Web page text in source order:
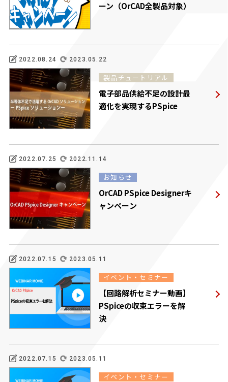
ーン（OrCAD全製品対象）
2022.08.24 2023.05.22
製品チュートリアル
電子部品供給不足の設計最
適化を実現するPSpice
2022.07.25 2022.11.14
お知らせ
OrCAD PSpice Designerキ
ャンペーン
2022.07.15 2023.05.11
イベント・セミナー
【回路解析セミナー動画】
PSpiceの収束エラーを解
決
2022.07.15 2023.05.11
イベント・セミナー